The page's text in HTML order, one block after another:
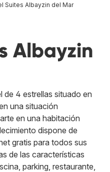
Suites Albayzin del Mar
Albayzin
de 4 estrellas situado en
una situación
en una habitación
dispone de
gratis para todos sus
de las características
parking, restaurante,